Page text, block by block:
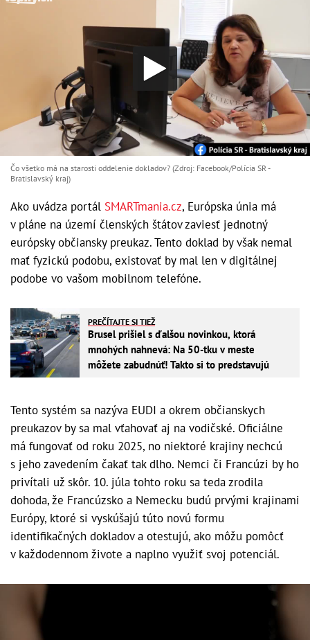
Čo všetko má na starosti oddelenie dokladov? (Zdroj: Facebook/Polícia SR -
Bratislavský kraj)
Ako uvádza portál SMARTmania.cz, Európska únia má
v pláne na území členských štátov zaviesť jednotný
európsky občiansky preukaz. Tento doklad by však nemal
mať fyzickú podobu, existovať by mal len v digitálnej
podobe vo vašom mobilnom telefóne.
PREČÍTAJTE SI TIEŽ
Brusel prišiel s ďalšou novinkou, ktorá
mnohých nahnevá: Na 50-tku v meste
môžete zabudnúť! Takto si to predstavujú
Tento systém sa nazýva EUDI a okrem občianskych
preukazov by sa mal vťahovať aj na vodičské. Oficiálne
má fungovať od roku 2025, no niektoré krajiny nechcú
s jeho zavedením čakať tak dlho. Nemci či Francúzi by ho
privítali už skôr. 10. júla tohto roku sa teda zrodila
dohoda, že Francúzsko a Nemecku budú prvými krajinami
Európy, ktoré si vyskúšajú túto novú formu
identifikačných dokladov a otestujú, ako môžu pomôcť
v každodennom živote a naplno využiť svoj potenciál.